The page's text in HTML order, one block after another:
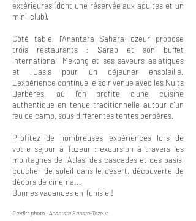
extérieures (dont une réservée aux adultes et un
mini-club).
Côté table, l'Anantara Sahara-Tozeur propose
trois restaurants : Sarab et son buffet
international, Mekong et ses saveurs asiatiques
et l'Oasis pour un déjeuner ensoleillé.
L'expérience continue le soir venue avec les Nuits
Berbères, où l'on profite d'une cuisine
authentique en tenue traditionnelle autour d'un
feu de camp, sous différentes tentes berbères.
Profitez de nombreuses expériences lors de
votre séjour à Tozeur : excursion à travers les
montagnes de l'Atlas, des cascades et des oasis,
coucher de soleil dans le désert, découverte de
décors de cinéma...
Bonnes vacances en Tunisie !
Crédits photo : Anantara Sahara-Tozeur